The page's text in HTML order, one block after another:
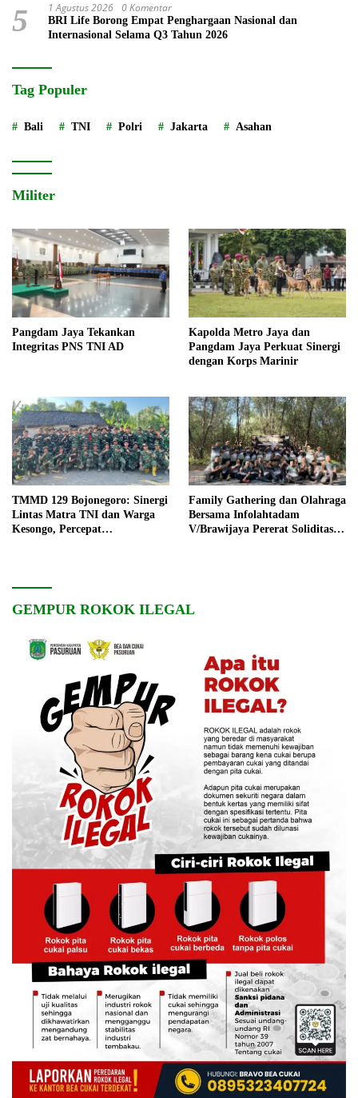
5 1 Agustus 2026 0 Komentar
BRI Life Borong Empat Penghargaan Nasional dan
Internasional Selama Q3 Tahun 2026
Tag Populer
Bali TNI Polri Jakarta Asahan
Militer
Pangdam Jaya Tekankan
Integritas PNS TNI AD
Kapolda Metro Jaya dan
Pangdam Jaya Perkuat Sinergi
dengan Korps Marinir
TMMD 129 Bojonegoro: Sinergi
Lintas Matra TNI dan Warga
Kesongo, Percepat
Family Gathering dan Olahraga
Bersama Infolahtadam
V/Brawijaya Pererat Soliditas
GEMPUR ROKOK ILEGAL